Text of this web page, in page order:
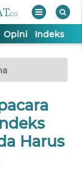
Opini Indeks
Harus